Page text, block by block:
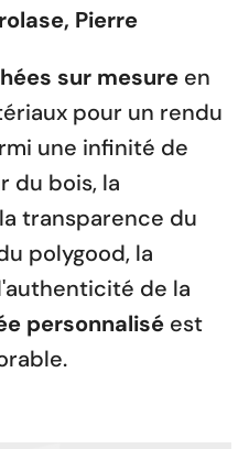
Pierre
sur mesure en
pour un rendu
une infinité de
du bois, la
transparence du
polygood, la
de la
personnalisé est